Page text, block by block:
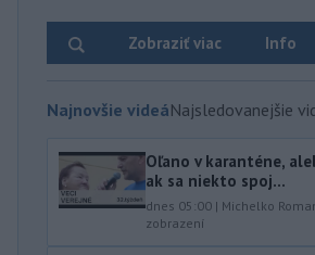
Info
Zobraziť viac
Najnovšie videáNajsledovanejšie
Oľano v karanténe,
ak sa niekto spoj...
dnes 05:00 | Michelko
zobrazení